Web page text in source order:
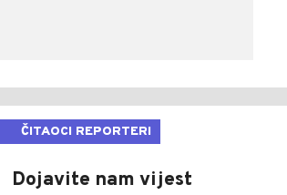
ČITAOCI REPORTERI
Dojavite nam vijest